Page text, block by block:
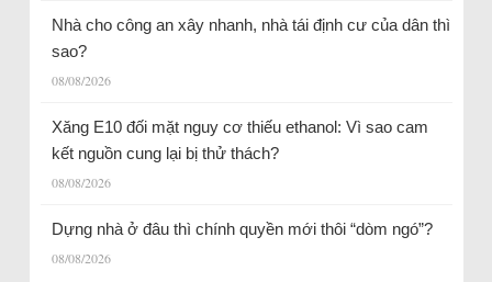
Nhà cho công an xây nhanh, nhà tái định cư của dân thì
sao?
08/08/2026
Xăng E10 đối mặt nguy cơ thiếu ethanol: Vì sao cam
kết nguồn cung lại bị thử thách?
08/08/2026
Dựng nhà ở đâu thì chính quyền mới thôi “dòm ngó”?
08/08/2026